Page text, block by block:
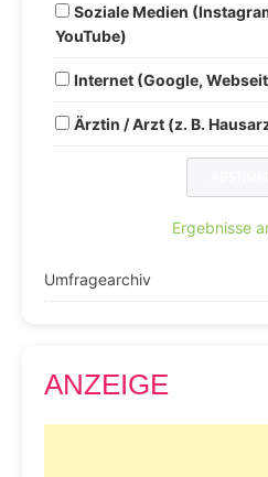
Soziale Medien
YouTube)
Internet (Google,
Ärztin / Arzt (z. B.
Ergebnisse
Umfragearchiv
ANZEIGE